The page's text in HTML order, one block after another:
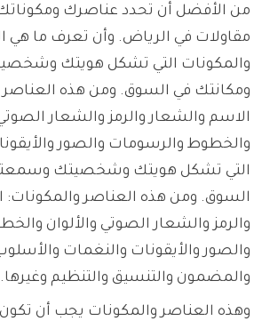
من الأفضل أن تحدد عناصرك
مقاولات في الرياض. وأن تعرف ما هي
والمكونات التي تشكل هويتك
ومكانتك في السوق. ومن هذه العناصر
الاسم والشعار والرمز والشعار
والخطوط والرسومات والصور
التي تشكل هويتك وشخصيتك
السوق. ومن هذه العناصر والمكونات:
والرمز والشعار الصوتي والألوان
والصور والأيقونات والنغمات
والمضمون والتنسيق والتنظيم وغيرها.
وهذه العناصر والمكونات يجب أن